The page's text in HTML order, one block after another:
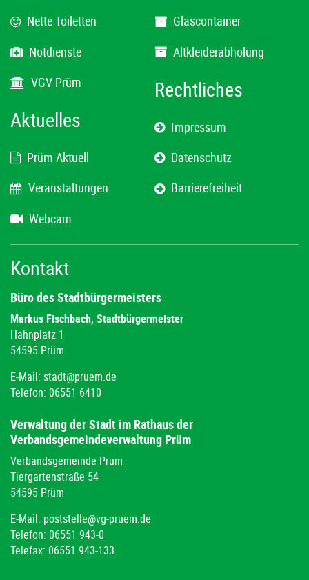
Kontakt
Büro des Stadtbürgermeisters
Markus Fischbach, Stadtbürgermeister
Hahnplatz 1
54595 Prüm
E-Mail: stadt@pruem.de
Telefon: 06551 6410
Verwaltung der Stadt im Rathaus der
Verbandsgemeindeverwaltung Prüm
Verbandsgemeinde Prüm
Tiergartenstraße 54
54595 Prüm
E-Mail: poststelle@vg-pruem.de
Telefon: 06551 943-0
Telefax: 06551 943-133
Nette Toiletten
Notdienste
VGV Prüm
Aktuelles
Prüm Aktuell
Veranstaltungen
Webcam
Glascontainer
Altkleiderabholung
Rechtliches
Impressum
Datenschutz
Barrierefreiheit